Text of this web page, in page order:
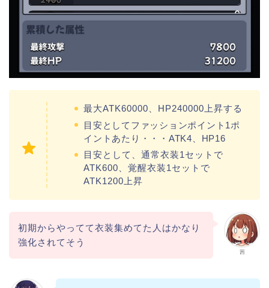
最大ATK60000、HP240000上昇する
目安としてファッションポイント1ポ
イントあたり・・・ATK4、HP16
目安として、通常衣装1セットで
ATK600、覚醒衣装1セットで
ATK1200上昇
茜
初期からやってて衣装集めてた人はかなり
強化されてそう